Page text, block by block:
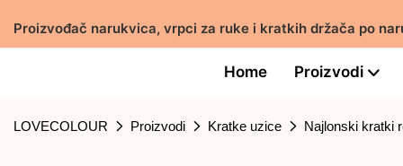
Proizvođač narukvica, vrpci za ruke i kratkih držača po
Home Proizvodi
LOVECOLOUR Proizvodi Kratke uzice Najlonski kratki